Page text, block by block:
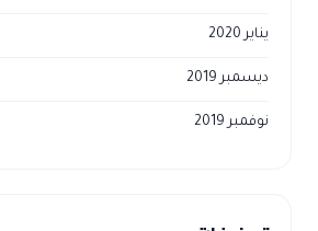
يناير 2020
ديسمبر 2019
نوفمبر 2019